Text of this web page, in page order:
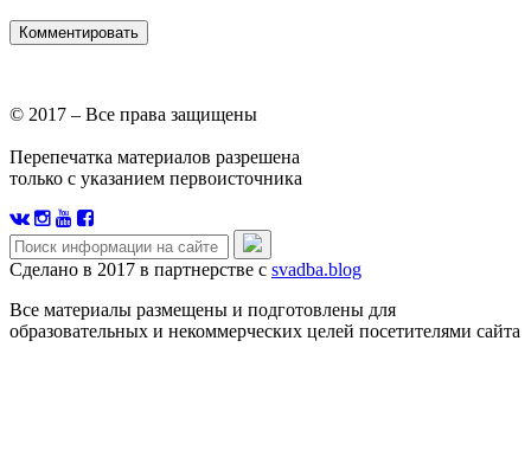
© 2017 – Все права защищены
Перепечатка материалов разрешена
только с указанием первоисточника
Сделано в 2017 в партнерстве с svadba.blog
Все материалы размещены и подготовлены для
образовательных и некоммерческих целей посетителями сайта